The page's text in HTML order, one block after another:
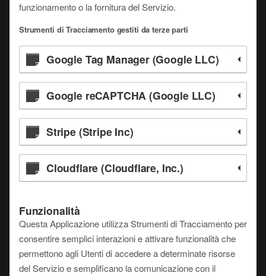
funzionamento o la fornitura del Servizio.
Strumenti di Tracciamento gestiti da terze parti
Google Tag Manager (Google LLC)
Google reCAPTCHA (Google LLC)
Stripe (Stripe Inc)
Cloudflare (Cloudflare, Inc.)
Funzionalità
Questa Applicazione utilizza Strumenti di Tracciamento per
consentire semplici interazioni e attivare funzionalità che
permettono agli Utenti di accedere a determinate risorse
del Servizio e semplificano la comunicazione con il